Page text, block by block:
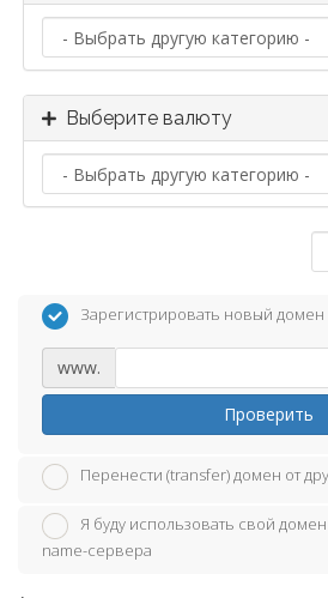
Выберите валюту
Зарегистрировать новый домен
www.
Проверить
Перенести (transfer) домен от
Я буду использовать свой
name-сервера